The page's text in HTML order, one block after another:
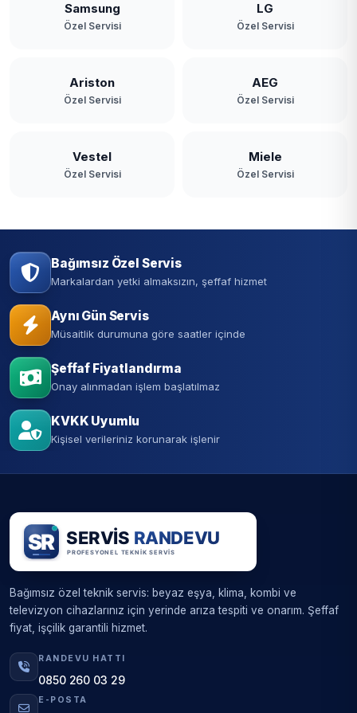
Samsung
Özel Servisi
LG
Özel Servisi
Ariston
Özel Servisi
AEG
Özel Servisi
Vestel
Özel Servisi
Miele
Özel Servisi
Bağımsız Özel Servis
Markalardan yetki almaksızın, şeffaf hizmet
Aynı Gün Servis
Müsaitlik durumuna göre saatler içinde
Şeffaf Fiyatlandırma
Onay alınmadan işlem başlatılmaz
KVKK Uyumlu
Kişisel verileriniz korunarak işlenir
Bağımsız özel teknik servis: beyaz eşya, klima, kombi ve
televizyon cihazlarınız için yerinde arıza tespiti ve onarım. Şeffaf
fiyat, işçilik garantili hizmet.
RANDEVU HATTI
0850 260 03 29
E-POSTA